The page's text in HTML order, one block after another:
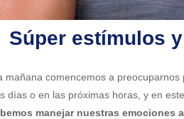
Súper estímulos
comencemos a
días o en las próximas horas, y en
manejar nuestras emociones